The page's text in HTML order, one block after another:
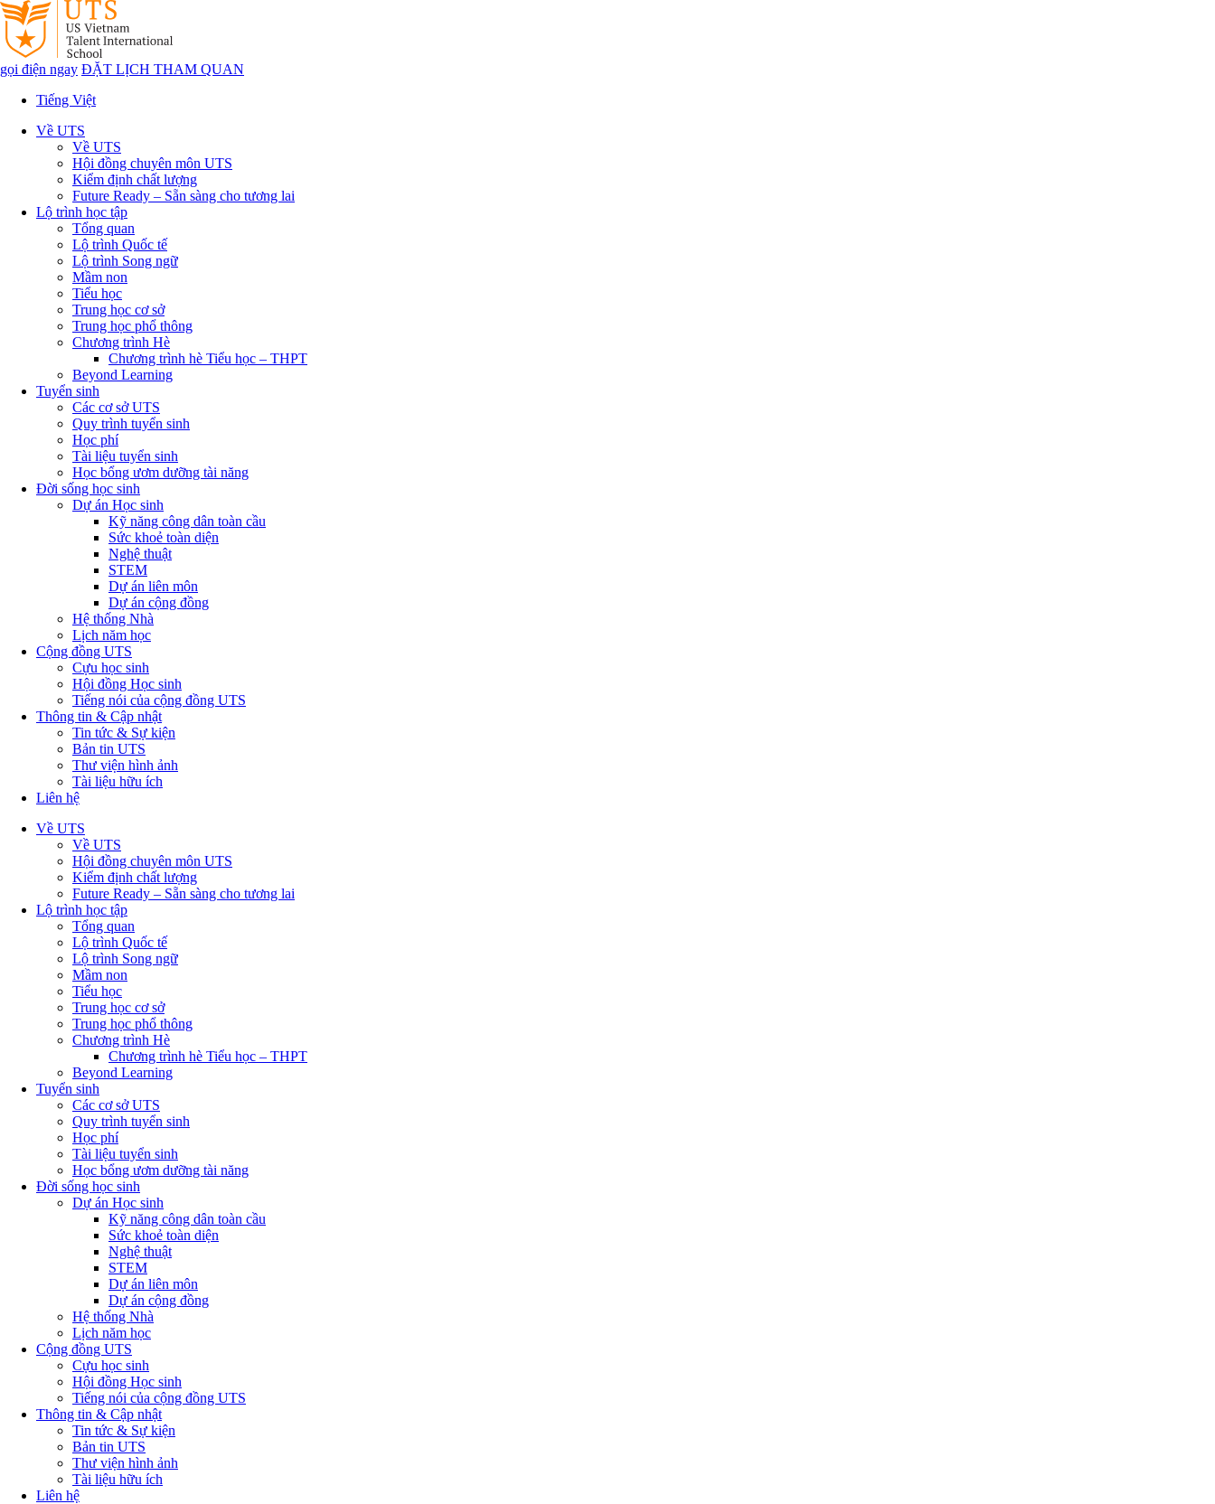
gọi điện ngay ĐẶT LỊCH THAM QUAN
Tiếng Việt
Về UTS
Về UTS
Hội đồng chuyên môn UTS
Kiểm định chất lượng
Future Ready – Sẵn sàng cho tương lai
Lộ trình học tập
Tổng quan
Lộ trình Quốc tế
Lộ trình Song ngữ
Mầm non
Tiểu học
Trung học cơ sở
Trung học phổ thông
Chương trình Hè
Chương trình hè Tiểu học – THPT
Beyond Learning
Tuyển sinh
Các cơ sở UTS
Quy trình tuyển sinh
Học phí
Tài liệu tuyển sinh
Học bổng ươm dưỡng tài năng
Đời sống học sinh
Dự án Học sinh
Kỹ năng công dân toàn cầu
Sức khoẻ toàn diện
Nghệ thuật
STEM
Dự án liên môn
Dự án cộng đồng
Hệ thống Nhà
Lịch năm học
Cộng đồng UTS
Cựu học sinh
Hội đồng Học sinh
Tiếng nói của cộng đồng UTS
Thông tin & Cập nhật
Tin tức & Sự kiện
Bản tin UTS
Thư viện hình ảnh
Tài liệu hữu ích
Liên hệ
Về UTS
Về UTS
Hội đồng chuyên môn UTS
Kiểm định chất lượng
Future Ready – Sẵn sàng cho tương lai
Lộ trình học tập
Tổng quan
Lộ trình Quốc tế
Lộ trình Song ngữ
Mầm non
Tiểu học
Trung học cơ sở
Trung học phổ thông
Chương trình Hè
Chương trình hè Tiểu học – THPT
Beyond Learning
Tuyển sinh
Các cơ sở UTS
Quy trình tuyển sinh
Học phí
Tài liệu tuyển sinh
Học bổng ươm dưỡng tài năng
Đời sống học sinh
Dự án Học sinh
Kỹ năng công dân toàn cầu
Sức khoẻ toàn diện
Nghệ thuật
STEM
Dự án liên môn
Dự án cộng đồng
Hệ thống Nhà
Lịch năm học
Cộng đồng UTS
Cựu học sinh
Hội đồng Học sinh
Tiếng nói của cộng đồng UTS
Thông tin & Cập nhật
Tin tức & Sự kiện
Bản tin UTS
Thư viện hình ảnh
Tài liệu hữu ích
Liên hệ